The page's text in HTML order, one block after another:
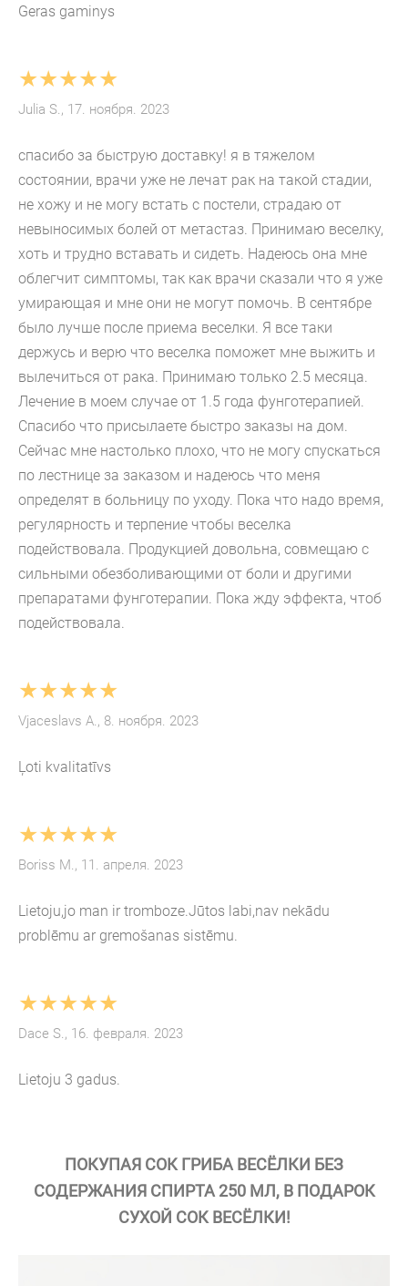
ПОКУПАЯ СОК ГРИБА ВЕСЁЛКИ БЕЗ
СОДЕРЖАНИЯ СПИРТА 250 МЛ, В ПОДАРОК
СУХОЙ СОК ВЕСЁЛКИ!
Geras gaminys
★★★★★
Julia S., 17. ноября. 2023
спасибо за быструю доставку! я в тяжелом
состоянии, врачи уже не лечат рак на такой стадии,
не хожу и не могу встать с постели, страдаю от
невыносимых болей от метастаз. Принимаю веселку,
хоть и трудно вставать и сидеть. Надеюсь она мне
облегчит симптомы, так как врачи сказали что я уже
умирающая и мне они не могут помочь. В сентябре
было лучше после приема веселки. Я все таки
держусь и верю что веселка поможет мне выжить и
вылечиться от рака. Принимаю только 2.5 месяца.
Лечение в моем случае от 1.5 года фунготерапией.
Спасибо что присылаете быстро заказы на дом.
Сейчас мне настолько плохо, что не могу спускаться
по лестнице за заказом и надеюсь что меня
определят в больницу по уходу. Пока что надо время,
регулярность и терпение чтобы веселка
подействовала. Продукцией довольна, совмещаю с
сильными обезболивающими от боли и другими
препаратами фунготерапии. Пока жду эффекта, чтоб
подействовала.
★★★★★
Vjaceslavs A., 8. ноября. 2023
Ļoti kvalitatīvs
★★★★★
Boriss M., 11. апреля. 2023
Lietoju,jo man ir tromboze.Jūtos labi,nav nekādu
problēmu ar gremošanas sistēmu.
★★★★★
Dace S., 16. февраля. 2023
Lietoju 3 gadus.